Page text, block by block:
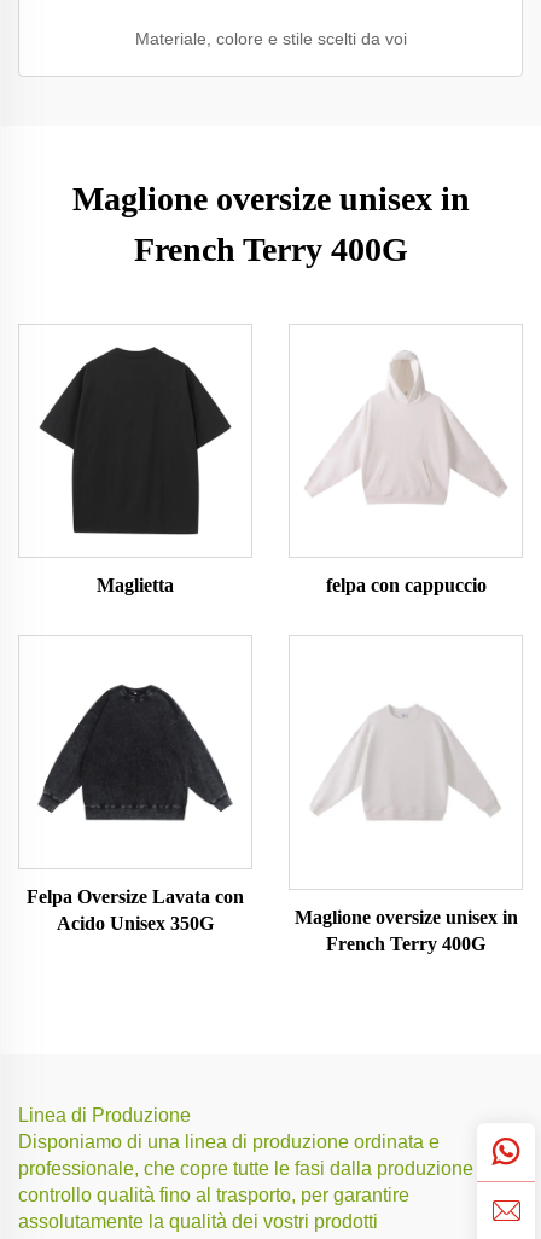
Materiale, colore e stile scelti da voi
Maglione oversize unisex in
French Terry 400G
Maglietta felpa con cappuccio
Felpa Oversize Lavata con
Acido Unisex 350G
Maglione oversize unisex in
French Terry 400G
Linea di Produzione
Disponiamo di una linea di produzione ordinata e
professionale, che copre tutte le fasi dalla produzione al
controllo qualità fino al trasporto, per garantire
assolutamente la qualità dei vostri prodotti